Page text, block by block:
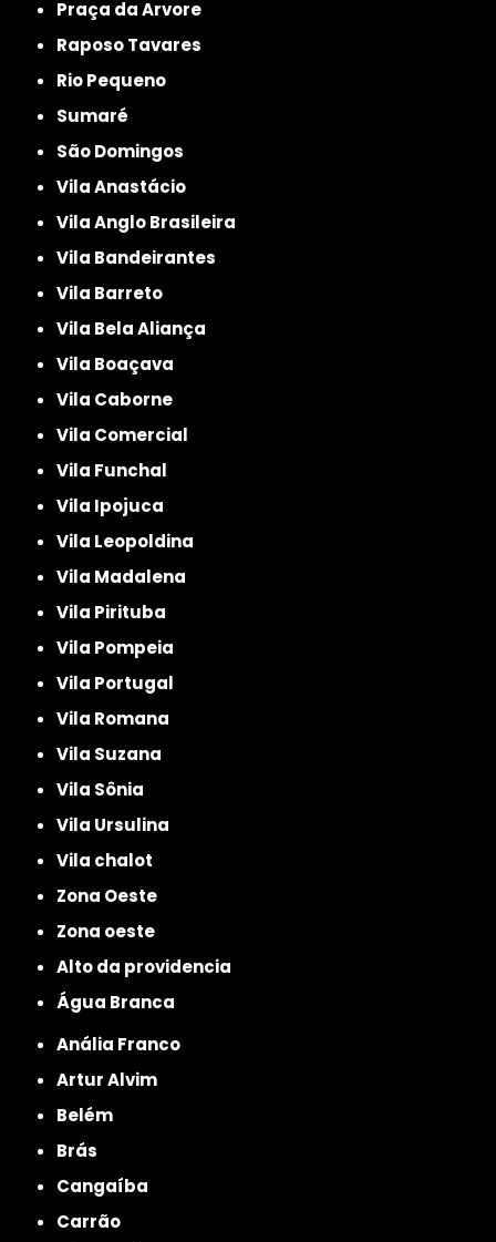
Praça da Arvore
Raposo Tavares
Rio Pequeno
Sumaré
São Domingos
Vila Anastácio
Vila Anglo Brasileira
Vila Bandeirantes
Vila Barreto
Vila Bela Aliança
Vila Boaçava
Vila Caborne
Vila Comercial
Vila Funchal
Vila Ipojuca
Vila Leopoldina
Vila Madalena
Vila Pirituba
Vila Pompeia
Vila Portugal
Vila Romana
Vila Suzana
Vila Sônia
Vila Ursulina
Vila chalot
Zona Oeste
Zona oeste
alto da providencia
Água Branca
Anália Franco
Artur Alvim
Belém
Brás
Cangaíba
Carrão